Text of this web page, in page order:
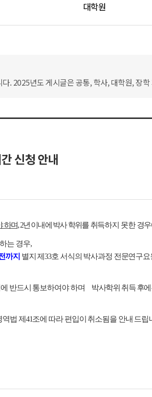
대학원
. 2025년도 게시글은 공통, 학사, 대학원, 장
신청 안내
하며,2년 이내에 박사 학위를취득하지 못한 경
는 경우,
까지 별지 제33호 서식의 박사과정 전문연구
반드시 통보하여야 하며 박사학위 취득 후
법 제41조에 따라 편입이 취소됨을 안내 드립